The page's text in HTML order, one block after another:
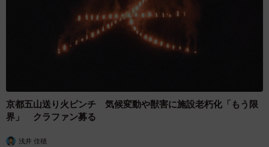
京都五山送り火ピンチ 気候変動や獣害に施設老朽化「もう限
界」 クラファン募る
浅井 佳穂